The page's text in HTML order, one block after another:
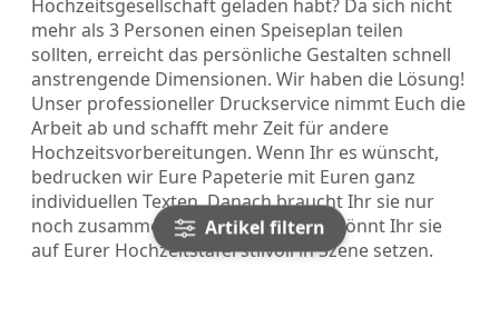
Artikel filtern
Hochzeitsgesellschaft geladen habt? Da sich nicht
mehr als 3 Personen einen Speiseplan teilen
sollten, erreicht das persönliche Gestalten schnell
anstrengende Dimensionen. Wir haben die Lösung!
Unser professioneller Druckservice nimmt Euch die
Arbeit ab und schafft mehr Zeit für andere
Hochzeitsvorbereitungen. Wenn Ihr es wünscht,
bedrucken wir Eure Papeterie mit Euren ganz
individuellen Texten. Danach braucht Ihr sie nur
noch zusammenstecken und schon könnt Ihr sie
auf Eurer Hochzeitstafel stilvoll in Szene setzen.